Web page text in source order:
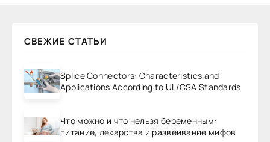
СВЕЖИЕ СТАТЬИ
Splice Connectors: Characteristics and
Applications According to UL/CSA Standards
Что можно и что нельзя беременным:
питание, лекарства и развеивание мифов